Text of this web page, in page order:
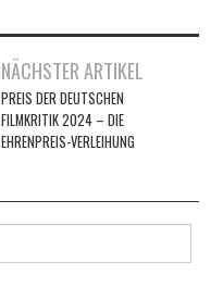
NÄCHSTER ARTIKEL
PREIS DER DEUTSCHEN
FILMKRITIK 2024 – DIE
EHRENPREIS-VERLEIHUNG